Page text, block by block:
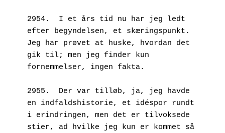
2954.  I et års tid nu har jeg ledt
efter begyndelsen, et skæringspunkt.
Jeg har prøvet at huske, hvordan det
gik til; men jeg finder kun
fornemmelser, ingen fakta.
2955.  Der var tilløb, ja, jeg havde
en indfaldshistorie, et idéspor rundt
i erindringen, men det er tilvoksede
stier, ad hvilke jeg kun er kommet så